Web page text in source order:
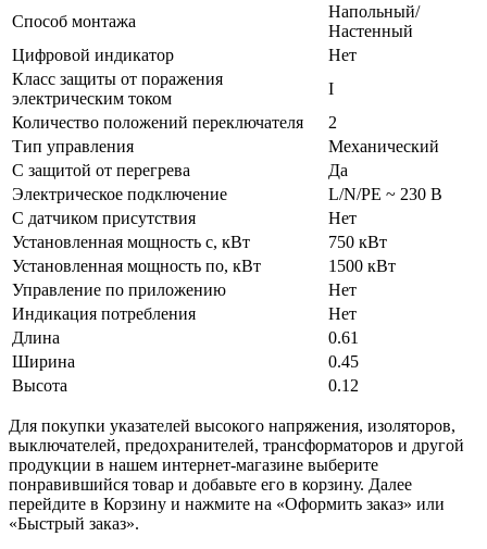
Способ монтажа
Напольный/
Настенный
Цифровой индикатор
Нет
Класс защиты от поражения
электрическим током
I
Количество положений переключателя
2
Тип управления
Механический
С защитой от перегрева
Да
Электрическое подключение
L/N/PE ~ 230 В
С датчиком присутствия
Нет
Установленная мощность с, кВт
750 кВт
Установленная мощность по, кВт
1500 кВт
Управление по приложению
Нет
Индикация потребления
Нет
Длина
0.61
Ширина
0.45
Высота
0.12
Для покупки указателей высокого напряжения, изоляторов,
выключателей, предохранителей, трансформаторов и другой
продукции в нашем интернет-магазине выберите
понравившийся товар и добавьте его в корзину. Далее
перейдите в Корзину и нажмите на «Оформить заказ» или
«Быстрый заказ».